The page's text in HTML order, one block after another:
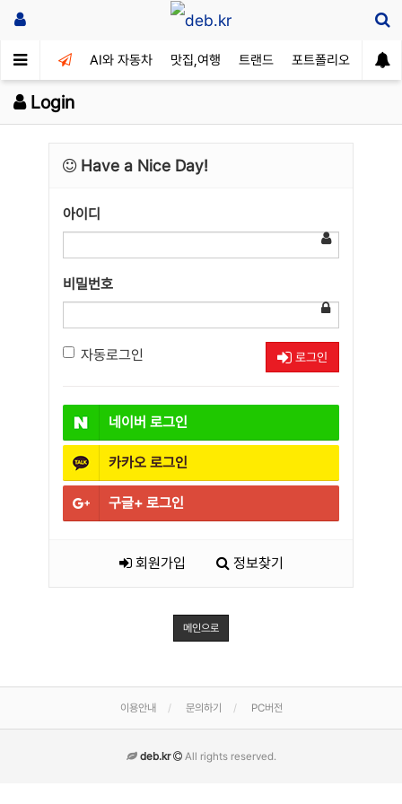
AI와 자동차 맛집,여행 트랜드 포트폴리오
Login
Have a Nice Day!
아이디
비밀번호
자동로그인 로그인
네이버 로그인
카카오 로그인
구글+ 로그인
회원가입 정보찾기
메인으로
이용안내 문의하기 PC버전
deb.kr All rights reserved.